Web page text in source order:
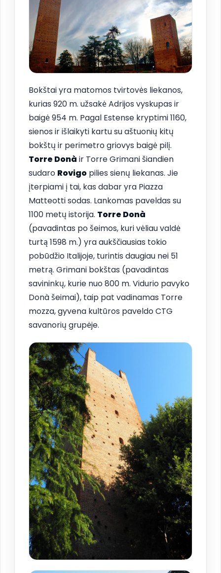
Bokštai yra matomos tvirtovės liekanos,
kurias 920 m. užsakė Adrijos vyskupas ir
baigė 954 m. Pagal Estense kryptimi 1160,
sienos ir išlaikyti kartu su aštuonių kitų
bokštų ir perimetro griovys baigė pilį.
Torre Donà ir Torre Grimani šiandien
sudaro Rovigo pilies sienų liekanas. Jie
įterpiami į tai, kas dabar yra Piazza
Matteotti sodas. Lankomas paveldas su
1100 metų istorija. Torre Donà
(pavadintas po šeimos, kuri vėliau valdė
turtą 1598 m.) yra aukščiausias tokio
pobūdžio Italijoje, turintis daugiau nei 51
metrą. Grimani bokštas (pavadintas
savininkų, kurie nuo 800 m. Vidurio pavyko
Donà šeimai), taip pat vadinamas Torre
mozza, gyvena kultūros paveldo CTG
savanorių grupėje.